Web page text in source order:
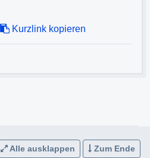
Kurzlink kopieren
Alle ausklappen Zum Ende